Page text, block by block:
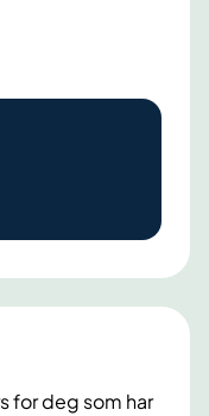
for deg som har